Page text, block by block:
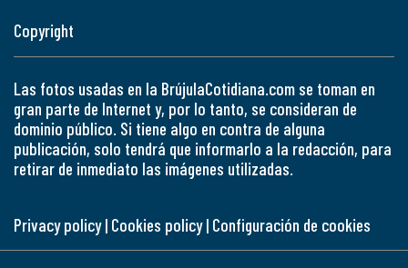
Copyright
Las fotos usadas en la BrújulaCotidiana.com se toman en
gran parte de Internet y, por lo tanto, se consideran de
dominio público. Si tiene algo en contra de alguna
publicación, solo tendrá que informarlo a la redacción, para
retirar de inmediato las imágenes utilizadas.
Privacy policy| Cookies policy| Configuración de cookies